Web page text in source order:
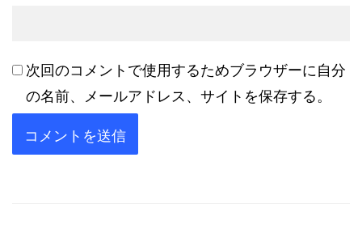
次回のコメントで使用するためブラウザーに自分
の名前、メールアドレス、サイトを保存する。